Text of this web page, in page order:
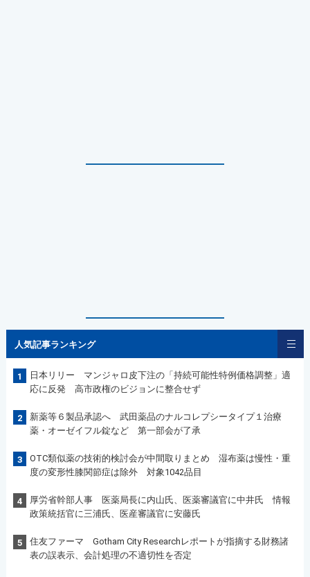
人気記事ランキング
1
日本リリー マンジャロ皮下注の「持続可能性特例価格調整」適
応に反発 高市政権のビジョンに整合せず
2
新薬等６製品承認へ 武田薬品のナルコレプシータイプ１治療
薬・オーゼイフル錠など 第一部会が了承
3
OTC類似薬の技術的検討会が中間取りまとめ 湿布薬は慢性・重
度の変形性膝関節症は除外 対象1042品目
4
厚労省幹部人事 医薬局長に内山氏、医薬審議官に中井氏 情報
政策統括官に三浦氏、医産審議官に安藤氏
5
住友ファーマ Gotham City Researchレポートが指摘する財務諸
表の誤表示、会計処理の不適切性を否定